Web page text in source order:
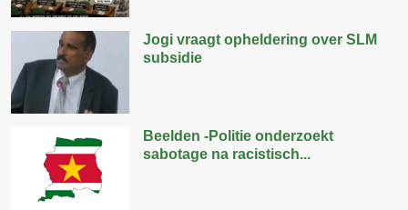
Jogi vraagt opheldering over SLM
subsidie
Beelden -Politie onderzoekt
sabotage na racistisch...